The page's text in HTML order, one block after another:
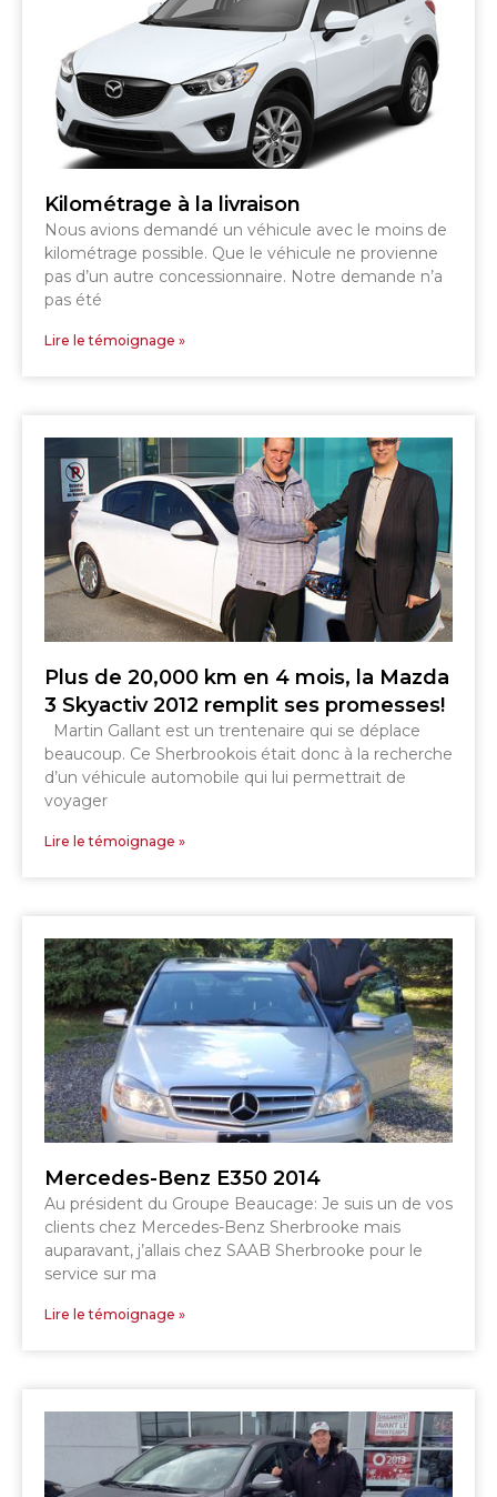
Kilométrage à la livraison
Nous avions demandé un véhicule avec le moins de
kilométrage possible. Que le véhicule ne provienne
pas d’un autre concessionnaire. Notre demande n’a
pas été
Lire le témoignage »
Plus de 20,000 km en 4 mois, la Mazda
3 Skyactiv 2012 remplit ses promesses!
Martin Gallant est un trentenaire qui se déplace
beaucoup. Ce Sherbrookois était donc à la recherche
d’un véhicule automobile qui lui permettrait de
voyager
Lire le témoignage »
Mercedes-Benz E350 2014
Au président du Groupe Beaucage: Je suis un de vos
clients chez Mercedes-Benz Sherbrooke mais
auparavant, j’allais chez SAAB Sherbrooke pour le
service sur ma
Lire le témoignage »
TÉLÉPHONEZ
SHERBROOKE
GRANBY
MAGOG
DRUMMONDVILLE
COWANSVILLE
MAGOG
ST-HYACINTHE
GRANBY
DRUMMONDVILLE
VICTORIAVILLE
GRANBY
MAGOG
ST-HYACINTHE